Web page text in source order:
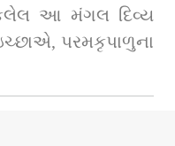
આ મંગલ દિવ્ય
પરમકૃપાળુના